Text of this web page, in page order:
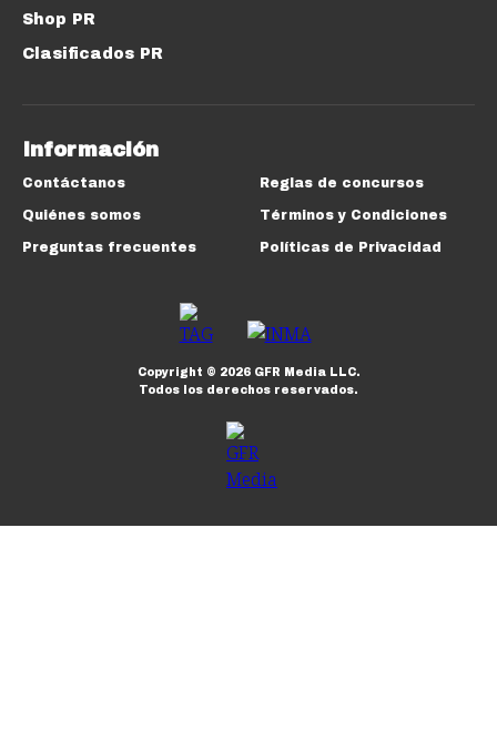
Shop PR
Clasificados PR
Información
Contáctanos
Quiénes somos
Preguntas frecuentes
Reglas de concursos
Términos y Condiciones
Políticas de Privacidad
Copyright © 2026GFR Media LLC.
Todos los derechos reservados.